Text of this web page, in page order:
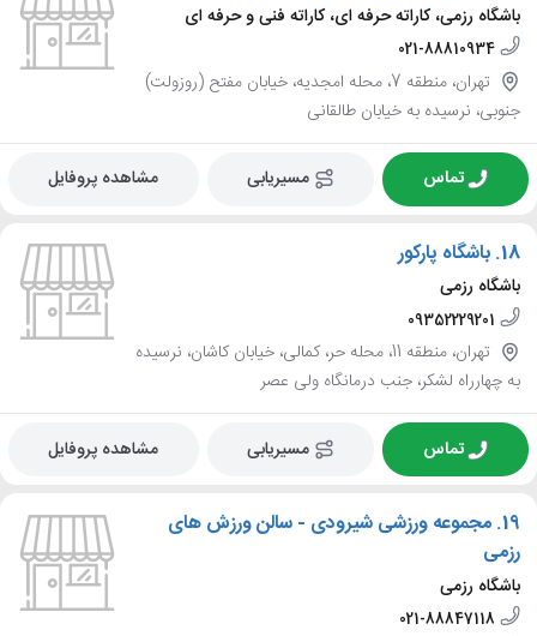
باشگاه رزمی، کاراته حرفه ای، کاراته فنی و حرفه ای
021-88810934
تهران، منطقه 7، محله امجدیه، خیابان مفتح (روزولت)
جنوبی، نرسیده به خیابان طالقانی
تماس مسیریابی مشاهده پروفایل
18. باشگاه پارکور
باشگاه رزمی
09352229201
تهران، منطقه 11، محله حر، کمالی، خیابان کاشان، نرسیده
به چهارراه لشکر، جنب درمانگاه ولی عصر
تماس مسیریابی مشاهده پروفایل
19. مجموعه ورزشی شیرودی - سالن ورزش های
رزمی
باشگاه رزمی
021-88847118